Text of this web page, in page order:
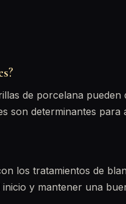
de porcelana
son determinantes para
los tratamientos de
y mantener una